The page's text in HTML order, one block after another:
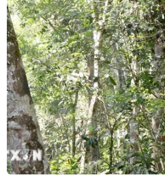
Thái Lan kêu gọi
đẩy hợp tác
27/10/2021 09:02
Thủ tướng Thái Lan cho rằng
tăng cường hợp tác trong lĩnh
đó thúc đẩy tiếp cận vaccine
nhanh chóng vẫn là một ưu